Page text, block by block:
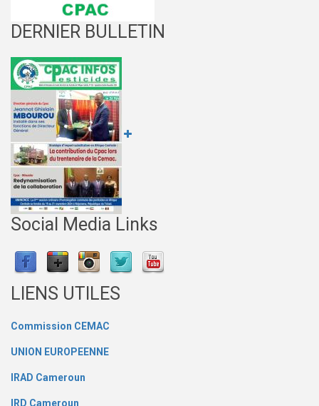
DERNIER BULLETIN
Social Media Links
LIENS UTILES
Commission CEMAC
UNION EUROPEENNE
IRAD Cameroun
IRD Cameroun